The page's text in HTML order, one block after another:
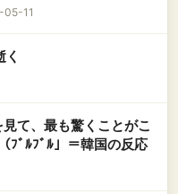
05-11
く
て、最も驚くことがこ
ﾞﾙﾌﾞﾙ」＝韓国の反応